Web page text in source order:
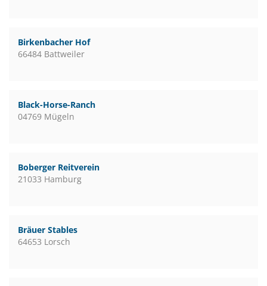
Birkenbacher Hof
66484 Battweiler
Black-Horse-Ranch
04769 Mügeln
Boberger Reitverein
21033 Hamburg
Bräuer Stables
64653 Lorsch